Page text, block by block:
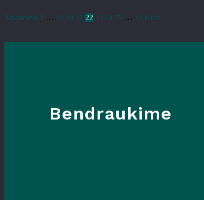
Ankstesnis 1 … 19 20 21 22 23 24 25 … 32 Kitas
Bendraukime